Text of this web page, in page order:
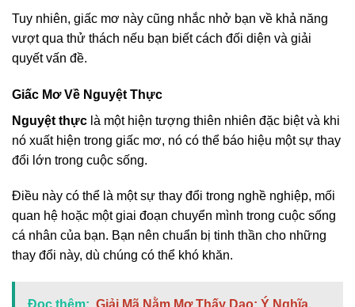
Tuy nhiên, giấc mơ này cũng nhắc nhở bạn về khả năng
vượt qua thử thách nếu bạn biết cách đối diện và giải
quyết vấn đề.
Giấc Mơ Về Nguyệt Thực
Nguyệt thực là một hiện tượng thiên nhiên đặc biệt và khi
nó xuất hiện trong giấc mơ, nó có thể báo hiệu một sự thay
đổi lớn trong cuộc sống.
Điều này có thể là một sự thay đổi trong nghề nghiệp, mối
quan hệ hoặc một giai đoạn chuyển mình trong cuộc sống
cá nhân của bạn. Bạn nên chuẩn bị tinh thần cho những
thay đổi này, dù chúng có thể khó khăn.
Đọc thêm: Giải Mã Nằm Mơ Thấy Dao: Ý Nghĩa,